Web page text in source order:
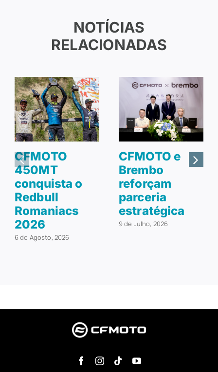
NOTÍCIAS
RELACIONADAS
CFMOTO
450MT
conquista o
Redbull
Romaniacs
2026
6 de Agosto, 2026
CFMOTO e
Brembo
reforçam
parceria
estratégica
9 de Julho, 2026